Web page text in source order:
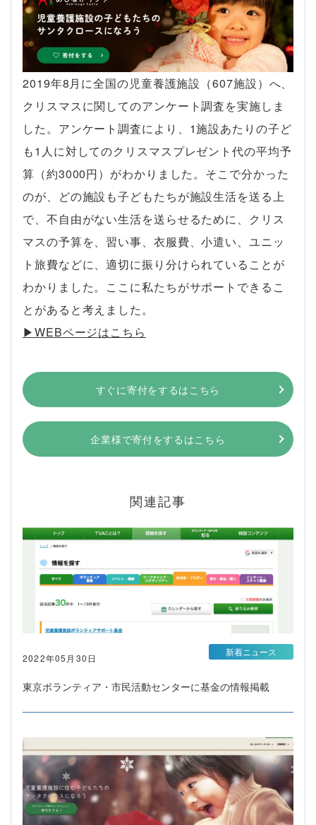
2019年8月に全国の児童養護施設（607施設）へ、
クリスマスに関してのアンケート調査を実施しま
した。アンケート調査により、1施設あたりの子ど
も1人に対してのクリスマスプレゼント代の平均予
算（約3000円）がわかりました。そこで分かった
のが、どの施設も子どもたちが施設生活を送る上
で、不自由がない生活を送らせるために、クリス
マスの予算を、習い事、衣服費、小遣い、ユニッ
ト旅費などに、適切に振り分けられていることが
わかりました。ここに私たちがサポートできるこ
とがあると考えました。
▶︎WEBページはこちら
すぐに寄付をするはこちら
企業様で寄付をするはこちら
関連記事
2022年05月30日
東京ボランティア・市民活動センターに基金の情報掲載
新着ニュース